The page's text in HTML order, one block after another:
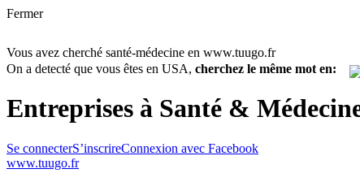
Fermer
Vous avez cherché santé-médecine en www.tuugo.fr
On a detecté que vous êtes en USA, cherchez le même mot en:
Entreprises à Santé &
Se connecterS’inscrireConnexion avec Facebook
www.tuugo.fr